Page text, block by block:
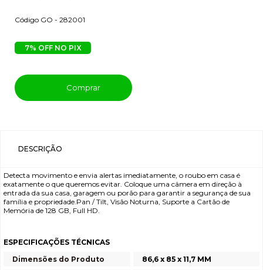
GO - 282001
7% OFF NO PIX
Comprar
DESCRIÇÃO
Detecta movimento e envia alertas imediatamente, o roubo em casa é
exatamente o que queremos evitar. Coloque uma câmera em direção à
entrada da sua casa, garagem ou porão para garantir a segurança de sua
família e propriedade.Pan / Tilt, Visão Noturna, Suporte a Cartão de
Memória de 128 GB, Full HD.
ESPECIFICAÇÕES TÉCNICAS
Dimensões do Produto
86,6 x 85 x 11,7 MM